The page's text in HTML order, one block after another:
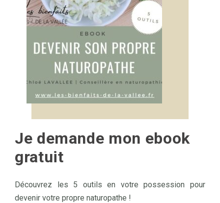
Je demande mon ebook
gratuit
Découvrez les 5 outils en votre possession pour
devenir votre propre naturopathe !